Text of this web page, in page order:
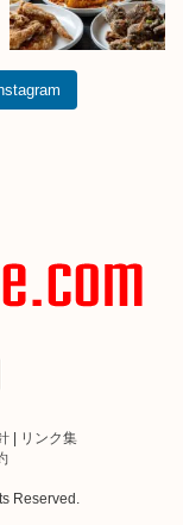
リンク集
Reserved.